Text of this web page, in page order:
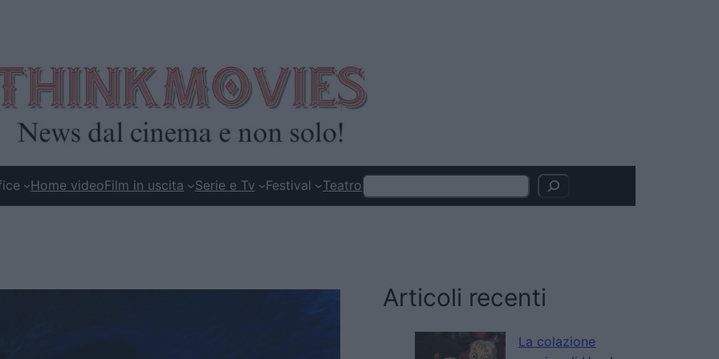
Home videoFilm in uscita Serie e Tv Festival TeatroSearch
Articoli recenti
La colazione